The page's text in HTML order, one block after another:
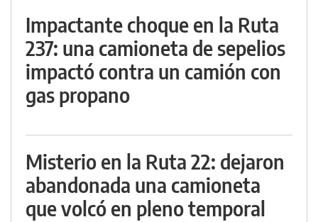
Impactante choque en la Ruta
237: una camioneta de sepelios
impactó contra un camión con
gas propano
Misterio en la Ruta 22: dejaron
abandonada una camioneta
que volcó en pleno temporal